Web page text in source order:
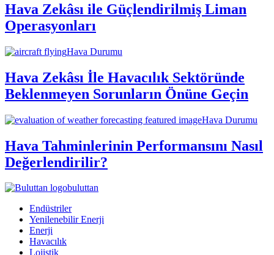
Hava Zekâsı ile Güçlendirilmiş Liman
Operasyonları
Hava Durumu
Hava Zekâsı İle Havacılık Sektöründe
Beklenmeyen Sorunların Önüne Geçin
Hava Durumu
Hava Tahminlerinin Performansını Nasıl
Değerlendirilir?
buluttan
Endüstriler
Yenilenebilir Enerji
Enerji
Havacılık
Lojistik